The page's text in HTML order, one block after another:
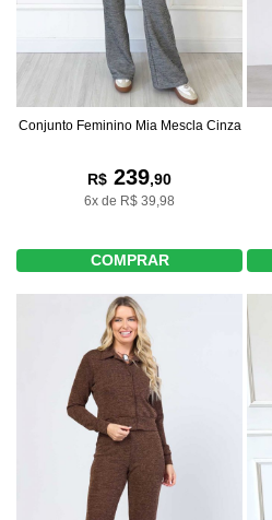
Conjunto Feminino Mia Mescla Cinza
R$ 239,90
6x de R$ 39,98
COMPRAR